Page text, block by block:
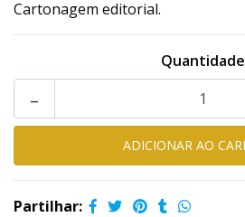
Cartonagem editorial.
Quantidade
-
Partilhar: